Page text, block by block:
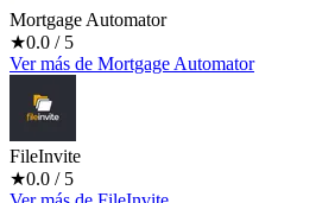
Mortgage Automator
★0.0 / 5
Ver más de Mortgage Automator
FileInvite
★0.0 / 5